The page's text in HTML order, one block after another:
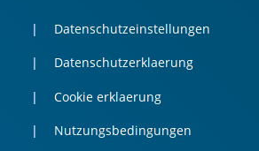
Datenschutzeinstellungen
Datenschutzerklaerung
Cookie erklaerung
Nutzungsbedingungen